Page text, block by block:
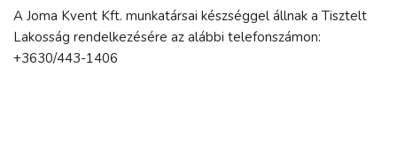
A Joma Kvent Kft. munkatársai készséggel állnak a Tisztelt
Lakosság rendelkezésére az alábbi telefonszámon:
+3630/443-1406